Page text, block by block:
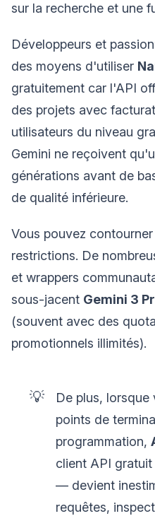
sur la recherche et une
Développeurs et
des moyens d'utiliser
gratuitement car l'API
des projets avec
utilisateurs du niveau
Gemini ne reçoivent
générations avant de
de qualité inférieure.
Vous pouvez
restrictions. De
et wrappers
sous-jacent Gemini 3
(souvent avec des
promotionnels illimités).
💡
De plus, lorsque
points de
programmation,
client API
— devient
requêtes,